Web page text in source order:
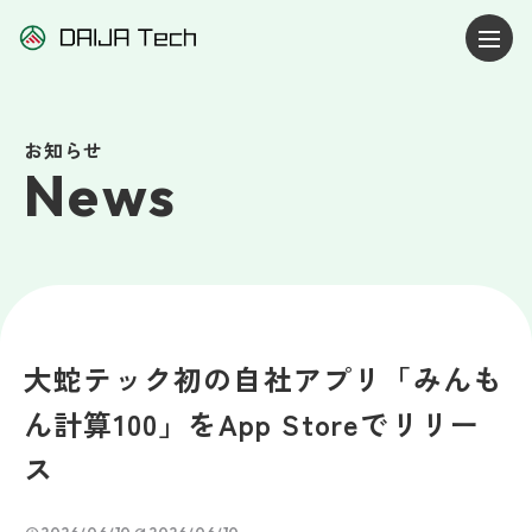
お知らせ
News
大蛇テック初の自社アプリ「みんも
ん計算100」をApp Storeでリリー
ス